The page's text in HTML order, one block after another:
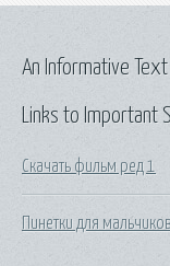
Links to Important
Скачать фильм ред 1
Пинетки для
An Informative